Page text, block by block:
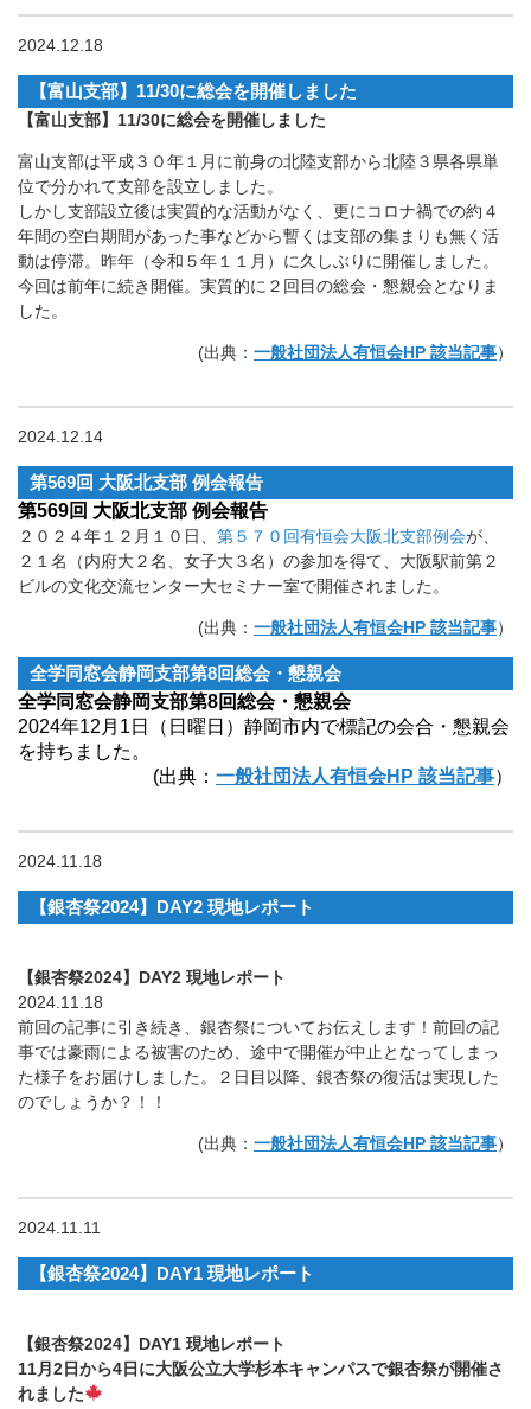
2024.12.18
【富山支部】11/30に総会を開催しました
【富山支部】11/30に総会を開催しました
富山支部は平成３０年１月に前身の北陸支部から北陸３県各県単
位で分かれて支部を設立しました。
しかし支部設立後は実質的な活動がなく、更にコロナ禍での約４
年間の空白期間があった事などから暫くは支部の集まりも無く活
動は停滞。昨年（令和５年１１月）に久しぶりに開催しました。
今回は前年に続き開催。実質的に２回目の総会・懇親会となりま
した。
(出典： 一般社団法人有恒会HP 該当記事）
2024.12.14
第569回 大阪北支部 例会報告
第569回 大阪北支部 例会報告
２０２４年１２月１０日、 第５７０回有恒会大阪北支部例会が、
２１名（内府大２名、女子大３名）の参加を得て、大阪駅前第２
ビルの文化交流センター大セミナー室で開催されました。
(出典： 一般社団法人有恒会HP 該当記事）
全学同窓会静岡支部第8回総会・懇親会
全学同窓会静岡支部第8回総会・懇親会
2024年12月1日（日曜日）静岡市内で標記の会合・懇親会
を持ちました。
(出典： 一般社団法人有恒会HP 該当記事）
2024.11.18
【銀杏祭2024】DAY2 現地レポート
【銀杏祭2024】DAY2 現地レポート
2024.11.18
前回の記事に引き続き、銀杏祭についてお伝えします！前回の記
事では豪雨による被害のため、途中で開催が中止となってしまっ
た様子をお届けしました。２日目以降、銀杏祭の復活は実現した
のでしょうか？！！
(出典： 一般社団法人有恒会HP 該当記事）
2024.11.11
【銀杏祭2024】DAY1 現地レポート
【銀杏祭2024】DAY1 現地レポート
11月2日から4日に大阪公立大学杉本キャンパスで銀杏祭が開催さ
れました